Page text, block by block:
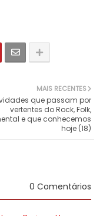
MAIS RECENTES
que passam por
vertentes do Rock, Folk,
e que conhecemos
hoje (18)
0 Comentários